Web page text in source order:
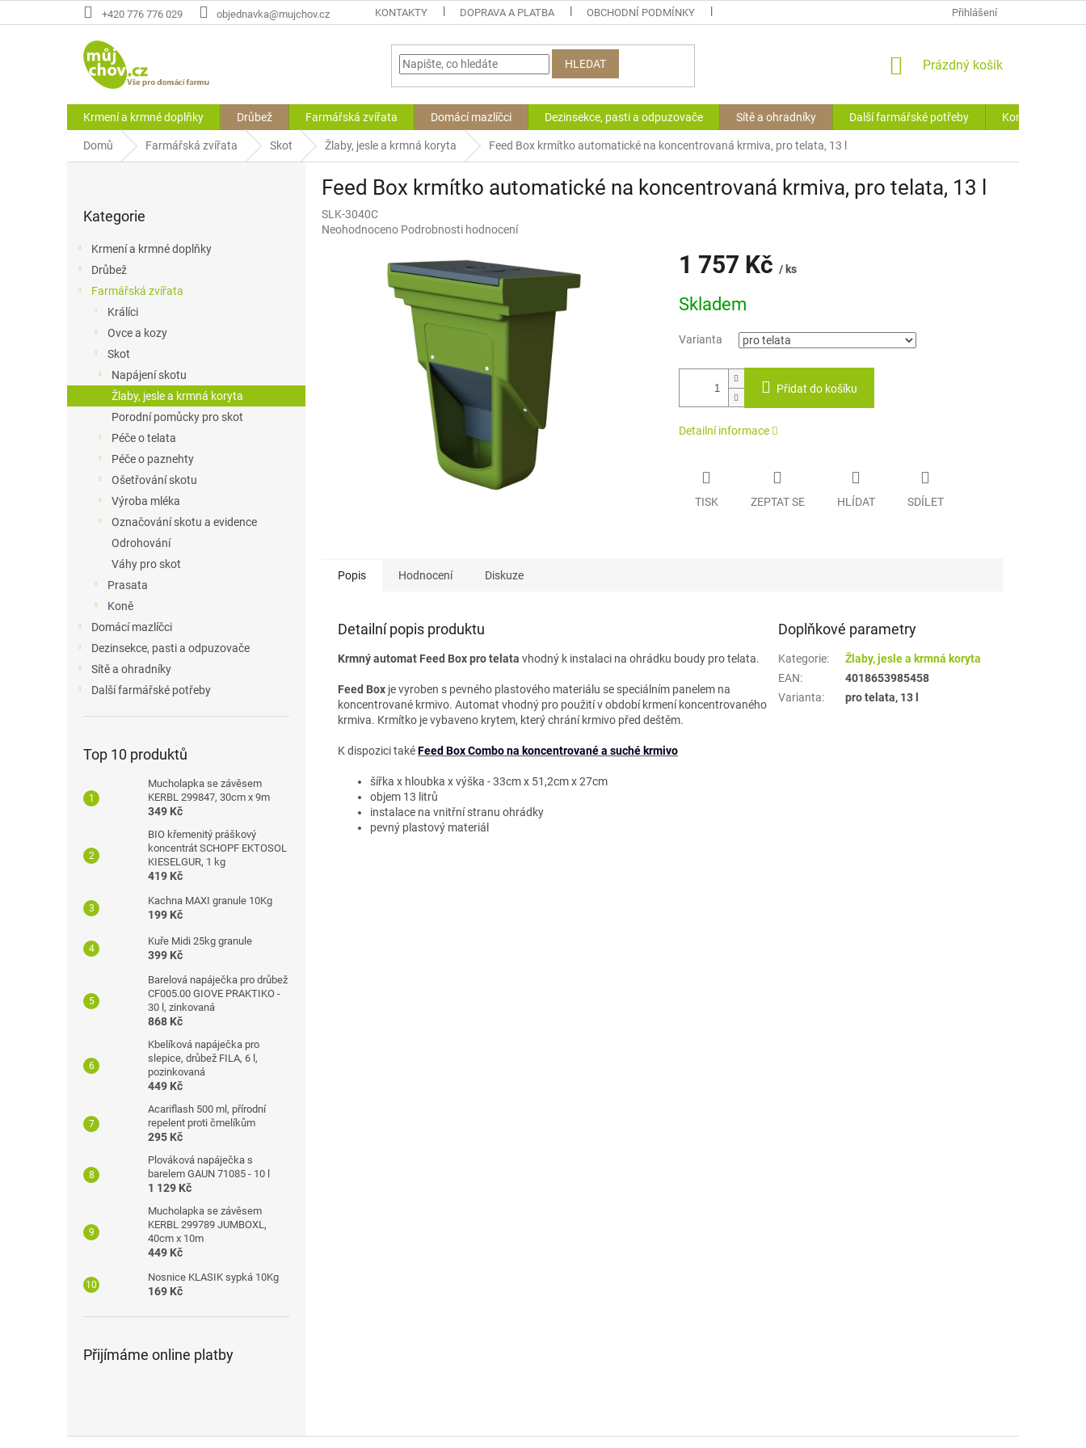
na
+420 776 776 029 objednavka@mujchov.cz KONTAKTY DOPRAVA A PLATBA OBCHODNÍ PODMÍNKY HODNOCENÍ OBCHODU
Přihlášení
HLEDAT
NÁKUPNÍ
Prázdný košík
Krmení a krmné doplňky Drůbež Farmářská zvířata Domácí mazlíčci Dezinsekce, pasti a odpuzovače Sítě a ohradníky Další farmářské potřeby Kontakty
Domů Farmářská zvířata Skot Žlaby, jesle a krmná koryta Feed Box krmítko automatické na koncentrovaná krmiva, pro telata, 13 l
e
l
kategorie
Kategorie
Krmení a krmné doplňky
Drůbež
Farmářská zvířata
Králíci
Ovce a kozy
Skot
Napájení skotu
Žlaby, jesle a krmná koryta
Porodní pomůcky pro skot
Péče o telata
Péče o paznehty
Ošetřování skotu
Výroba mléka
Označování skotu a evidence
Odrohování
Váhy pro skot
Prasata
Koně
Domácí mazlíčci
Dezinsekce, pasti a odpuzovače
Sítě a ohradníky
Další farmářské potřeby
Top 10 produktů
Mucholapka se závěsem
KERBL 299847, 30cm x 9m
349 Kč
BIO křemenitý práškový
koncentrát SCHOPF EKTOSOL
KIESELGUR, 1 kg
419 Kč
Kachna MAXI granule 10Kg
199 Kč
Kuře Midi 25kg granule
399 Kč
Barelová napáječka pro drůbež
CF005.00 GIOVE PRAKTIKO -
30 l, zinkovaná
868 Kč
Kbelíková napáječka pro
slepice, drůbež FILA, 6 l,
pozinkovaná
449 Kč
Acariflash 500 ml, přírodní
repelent proti čmelíkům
295 Kč
Plováková napáječka s
barelem GAUN 71085 - 10 l
1 129 Kč
Mucholapka se závěsem
KERBL 299789 JUMBOXL,
40cm x 10m
449 Kč
Nosnice KLASIK sypká 10Kg
169 Kč
Přijímáme online platby
Feed Box krmítko automatické na koncentrovaná krmiva, pro telata, 13 l
SLK-3040C
Průměrné
Neohodnoceno Podrobnosti hodnocení
1 757 Kč / ks
cena:
Skladem
Varianta
Přidat do košíku
Detailní informace
TISK ZEPTAT SE HLÍDAT SDÍLET
Popis Hodnocení Diskuze
Detailní popis produktu
Krmný automat Feed Box pro telata vhodný k instalaci na ohrádku boudy pro telata.
Feed Box je vyroben s pevného plastového materiálu se speciálním panelem na
koncentrované krmivo. Automat vhodný pro použití v období krmení koncentrovaného
krmiva. Krmítko je vybaveno krytem, který chrání krmivo před deštěm.
K dispozici takéFeed Box Combo na koncentrované a suché krmivo
šířka x hloubka x výška - 33cm x 51,2cm x 27cm
objem 13 litrů
instalace na vnitřní stranu ohrádky
pevný plastový materiál
Doplňkové parametry
Kategorie:
Žlaby, jesle a krmná koryta
EAN:
4018653985458
Varianta: pro telata, 13 l